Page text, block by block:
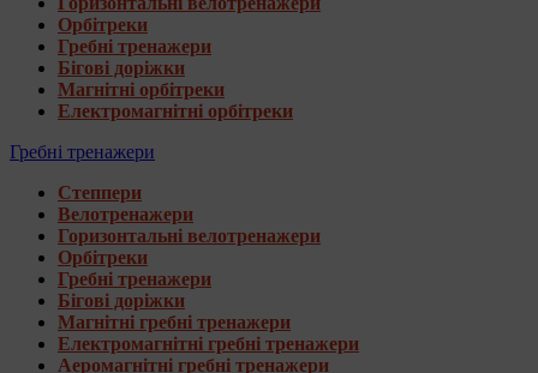
Орбітреки
Гребні тренажери
Бігові доріжки
Магнітні орбітреки
Електромагнітні орбітреки
Гребні тренажери
Степпери
Велотренажери
Горизонтальні велотренажери
Орбітреки
Гребні тренажери
Бігові доріжки
Магнітні гребні тренажери
Електромагнітні гребні тренажери
Аеромагнітні гребні тренажери